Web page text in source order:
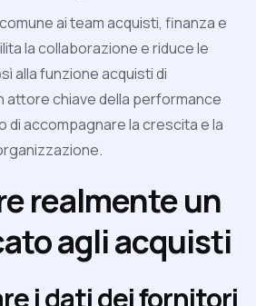
ai team acquisti, finanza e
la collaborazione e riduce le
alla funzione acquisti di
attore chiave della performance
di accompagnare la crescita e la
realmente un
agli acquisti